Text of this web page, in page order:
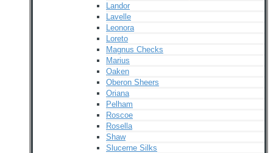
Landor
Lavelle
Leonora
Loreto
Magnus Checks
Marius
Oaken
Oberon Sheers
Oriana
Pelham
Roscoe
Rosella
Shaw
Slucerne Silks